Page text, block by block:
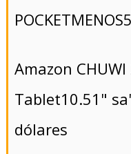
POCKETMENOS5
Amazon
Tablet10.51"
dólares